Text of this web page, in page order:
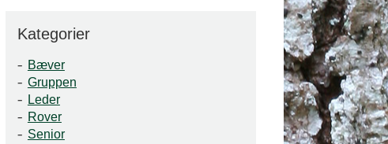
Kategorier
Bæver
Gruppen
Leder
Rover
Senior